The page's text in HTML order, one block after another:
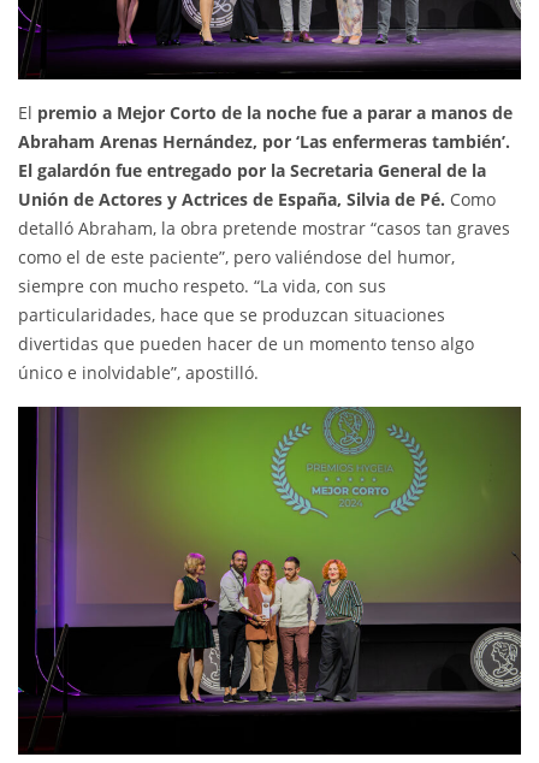
El premio a Mejor Corto de la noche fue a parar a manos de
Abraham Arenas Hernández, por ‘Las enfermeras también’.
El galardón fue entregado por la Secretaria General de la
Unión de Actores y Actrices de España, Silvia de Pé. Como
detalló Abraham, la obra pretende mostrar “casos tan graves
como el de este paciente”, pero valiéndose del humor,
siempre con mucho respeto. “La vida, con sus
particularidades, hace que se produzcan situaciones
divertidas que pueden hacer de un momento tenso algo
único e inolvidable”, apostilló.